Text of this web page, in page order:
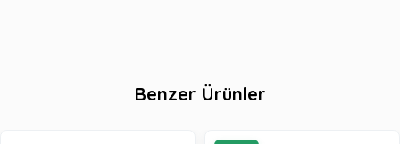
Benzer Ürünler